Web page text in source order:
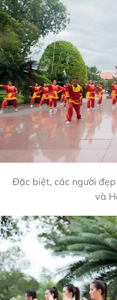
Đặc biệt, các người
và